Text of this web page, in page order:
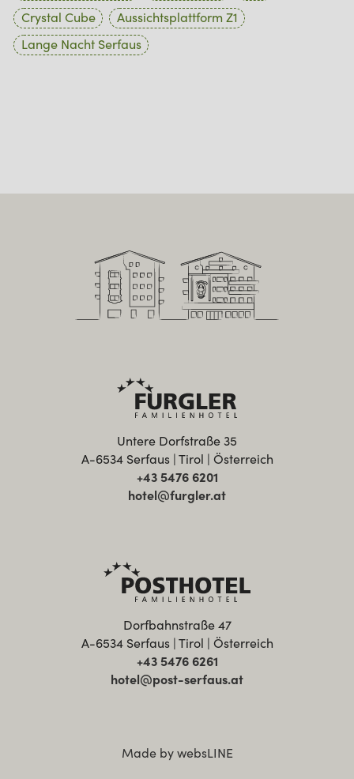
Crystal Cube
Aussichtsplattform Z1
Lange Nacht Serfaus
Untere Dorfstraße 35
A-6534 Serfaus | Tirol | Österreich
+43 5476 6201
hotel@furgler.at
Made by websLINE
Dorfbahnstraße 47
A-6534 Serfaus | Tirol | Österreich
+43 5476 6261
hotel@post-serfaus.at